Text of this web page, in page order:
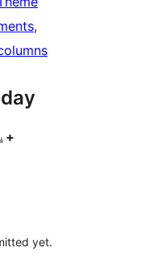
400+
yet.